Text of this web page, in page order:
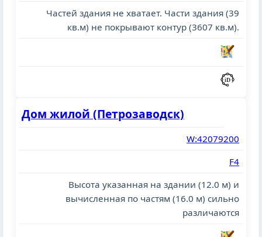
Частей здания не хватает. Части здания (39
кв.м) не покрывают контур (3607 кв.м).
Дом жилой (Петрозаводск)
W:42079200
F4
Высота указанная на здании (12.0 м) и
вычисленная по частям (16.0 м) сильно
различаются